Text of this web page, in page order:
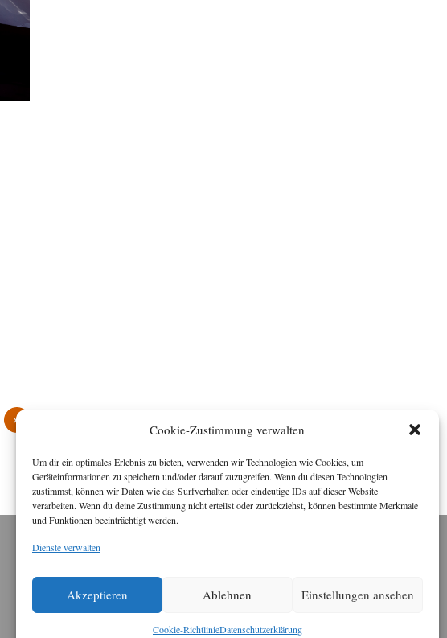
Cookie-Zustimmung verwalten
Um dir ein optimales Erlebnis zu bieten, verwenden wir Technologien wie Cookies, um
Geräteinformationen zu speichern und/oder darauf zuzugreifen. Wenn du diesen Technologien
zustimmst, können wir Daten wie das Surfverhalten oder eindeutige IDs auf dieser Website
verarbeiten. Wenn du deine Zustimmung nicht erteilst oder zurückziehst, können bestimmte Merkmale
und Funktionen beeinträchtigt werden.
Dienste verwalten
Akzeptieren Ablehnen Einstellungen ansehen
Cookie-RichtlinieDatenschutzerklärung
»
Diese Webseite stellt Inhalte der ersten zehn Jahre der
HafenCity Zeitung zur Verfügung. Die aktuelle
Version ist unter
Hafencity Zeitung zu finden